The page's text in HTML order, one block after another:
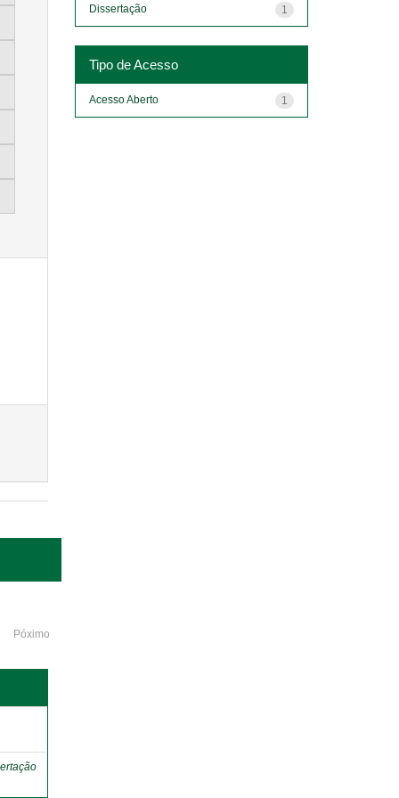
Póximo
1
Dissertação
Tipo de Acesso
1
Acesso Aberto